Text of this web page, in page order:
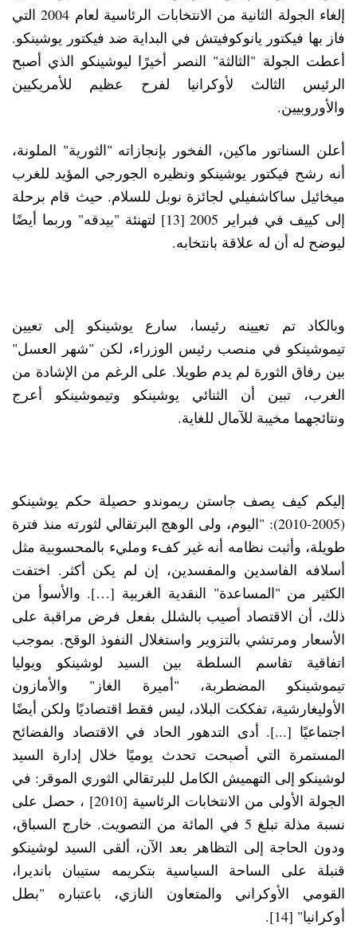
إلغاء الجولة الثانية من الانتخابات الرئاسية لعام 2004 التي
فاز بها فيكتور يانوكوفيتش في البداية ضد فيكتور يوشينكو.
أعطت الجولة "الثالثة" النصر أخيرًا ليوشينكو الذي أصبح
الرئيس الثالث لأوكرانيا لفرح عظيم للأمريكيين
والأوروبيين.
أعلن السناتور ماكين، الفخور بإنجازاته "الثورية" الملونة،
أنه رشح فيكتور يوشينكو ونظيره الجورجي المؤيد للغرب
ميخائيل ساكاشفيلي لجائزة نوبل للسلام. حيث قام برحلة
إلى كييف في فبراير 2005 [13] لتهنئة "بيدقه" وربما أيضًا
ليوضح له أن له علاقة بانتخابه.
وبالكاد تم تعيينه رئيسا، سارع يوشينكو إلى تعيين
تيموشينكو في منصب رئيس الوزراء، لكن "شهر العسل"
بين رفاق الثورة لم يدم طويلا. على الرغم من الإشادة من
الغرب، تبين أن الثنائي يوشينكو وتيموشينكو أعرج
ونتائجهما مخيبة للآمال للغاية.
إليكم كيف يصف جاستن ريموندو حصيلة حكم يوشينكو
(2005-2010): "اليوم، ولى الوهج البرتقالي لثورته منذ فترة
طويلة، وأثبت نظامه أنه غير كفء ومليء بالمحسوبية مثل
أسلافه الفاسدين والمفسدين، إن لم يكن أكثر. اختفت
الكثير من "المساعدة" النقدية الغربية […]. والأسوأ من
ذلك، أن الاقتصاد أصيب بالشلل بفعل فرض مراقبة على
الأسعار ومرتشي بالتزوير واستغلال النفوذ الوقح. بموجب
اتفاقية تقاسم السلطة بين السيد لوشينكو ويوليا
تيموشينكو المضطربة، "أميرة الغاز" والأمازون
الأوليغارشية، تفككت البلاد، ليس فقط اقتصاديًا ولكن أيضًا
اجتماعيًا [...]. أدى التدهور الحاد في الاقتصاد والفضائح
المستمرة التي أصبحت تحدث يوميًا خلال إدارة السيد
لوشينكو إلى التهميش الكامل للبرتقالي الثوري الموقر: في
الجولة الأولى من الانتخابات الرئاسية [2010] ، حصل على
نسبة مذلة تبلغ 5 في المائة من التصويت. خارج السباق،
ودون الحاجة إلى التظاهر بعد الآن، ألقى السيد لوشينكو
قنبلة على الساحة السياسية بتكريمه ستيبان بانديرا،
القومي الأوكراني والمتعاون النازي، باعتباره "بطل
أوكرانيا" [14].